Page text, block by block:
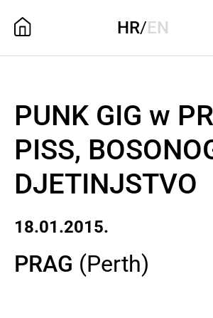
HR/EN
PUNK GIG w
PISS,
DJETINJSTVO
18.01.2015.
PRAG (Perth)